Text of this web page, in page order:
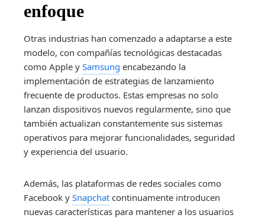
enfoque
Otras industrias han comenzado a adaptarse a este
modelo, con compañías tecnológicas destacadas
como Apple y Samsung encabezando la
implementación de estrategias de lanzamiento
frecuente de productos. Estas empresas no solo
lanzan dispositivos nuevos regularmente, sino que
también actualizan constantemente sus sistemas
operativos para mejorar funcionalidades, seguridad
y experiencia del usuario.
Además, las plataformas de redes sociales como
Facebook y Snapchat continuamente introducen
nuevas características para mantener a los usuarios